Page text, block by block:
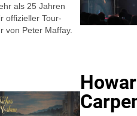
als 25 Jahren
offizieller Tour-
von Peter Maffay.